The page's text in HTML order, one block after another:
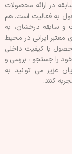
اَبنوکالا با بیش از 10 سال سابقه در ارائه محصولات
به فعاليت است. هم
و سابقه درخشان، به
معتبر ايرانی در محيط
با کيفيت داخلی
را جستجو ، بررسی و
عزیز می توانيد به
کنند.